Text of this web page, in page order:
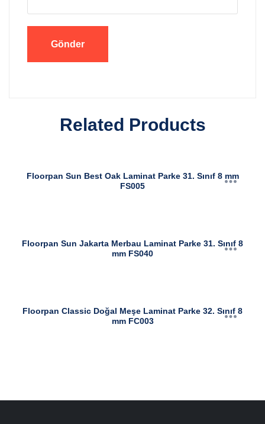
Related Products
Floorpan Sun Best Oak Laminat Parke 31. Sınıf 8 mm
FS005
Floorpan Sun Jakarta Merbau Laminat Parke 31. Sınıf 8
mm FS040
Floorpan Classic Doğal Meşe Laminat Parke 32. Sınıf 8
mm FC003